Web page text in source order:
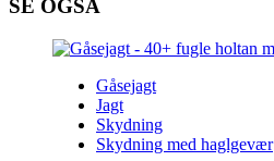
SE OGSÅ
Gåsejagt
Jagt
Skydning
Skydning med haglgevær